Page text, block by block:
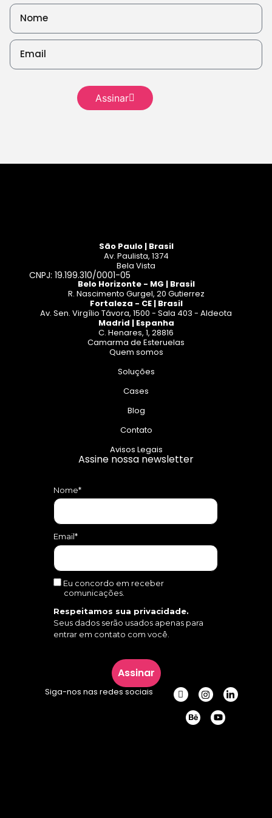
Leia
mais
Assinar
São Paulo | Brasil
Av. Paulista, 1374
Bela Vista
CNPJ: 19.199.310/0001-05
Belo Horizonte - MG | Brasil
R. Nascimento Gurgel, 20 Gutierrez
Fortaleza - CE | Brasil
Av. Sen. Virgílio Távora, 1500 - Sala 403 - Aldeota
Madrid | Espanha
C. Henares, 1, 28816
Camarma de Esteruelas
Quem somos
Soluções
Cases
Blog
Contato
Avisos Legais
Assine nossa newsletter
Nome*
Email*
Eu concordo em receber
comunicações.
Respeitamos sua privacidade.
Seus dados serão usados apenas para
entrar em contato com você.
Assinar
Siga-nos nas redes sociais